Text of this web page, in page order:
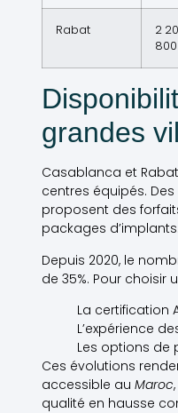
Rabat
2
800
grandes
Casablanca et
centres équipés.
proposent des
packages d’implants.
Depuis 2020, le
de 35%. Pour choisir
La certification
L’expérience
Les options de
Ces évolutions
accessible au Maroc
qualité en hausse